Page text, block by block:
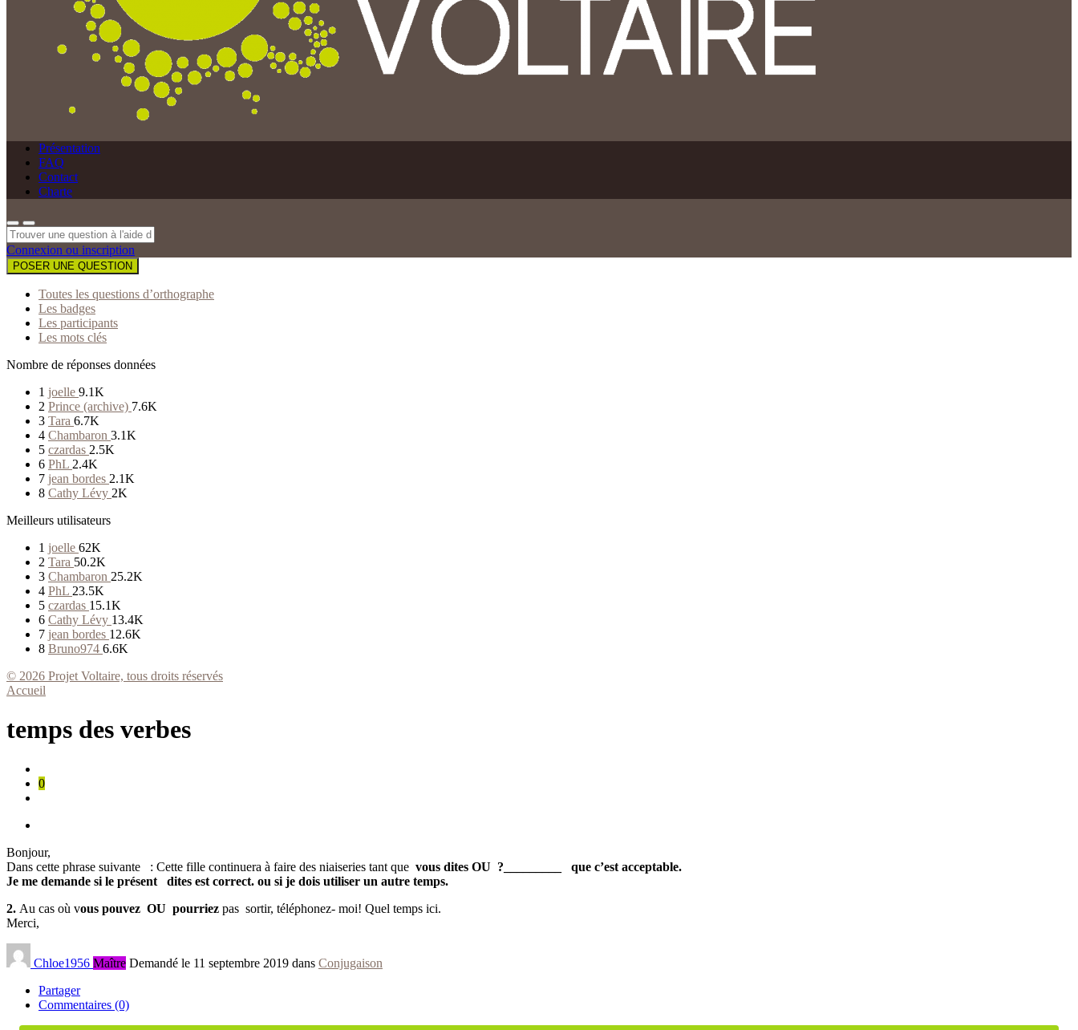
Présentation
FAQ
Contact
Charte
Connexion ou inscription
POSER UNE QUESTION
Toutes les questions d’orthographe
Les badges
Les participants
Les mots clés
Nombre de réponses données
1 joelle 9.1K
2 Prince (archive) 7.6K
3 Tara 6.7K
4 Chambaron 3.1K
5 czardas 2.5K
6 PhL 2.4K
7 jean bordes 2.1K
8 Cathy Lévy 2K
Meilleurs utilisateurs
1 joelle 62K
2 Tara 50.2K
3 Chambaron 25.2K
4 PhL 23.5K
5 czardas 15.1K
6 Cathy Lévy 13.4K
7 jean bordes 12.6K
8 Bruno974 6.6K
© 2026 Projet Voltaire, tous droits réservés
Accueil
temps des verbes
0
Bonjour,
Dans cette phrase suivante : Cette fille continuera à faire des niaiseries tant que vous dites OU ?_________ que c’est acceptable.
Je me demande si le présent dites est correct. ou si je dois utiliser un autre temps.
2. Au cas où vous pouvez OU pourriez pas sortir, téléphonez- moi! Quel temps ici.
Merci,
Chloe1956 Maître Demandé le 11 septembre 2019 dans Conjugaison
Partager
Commentaires (0)